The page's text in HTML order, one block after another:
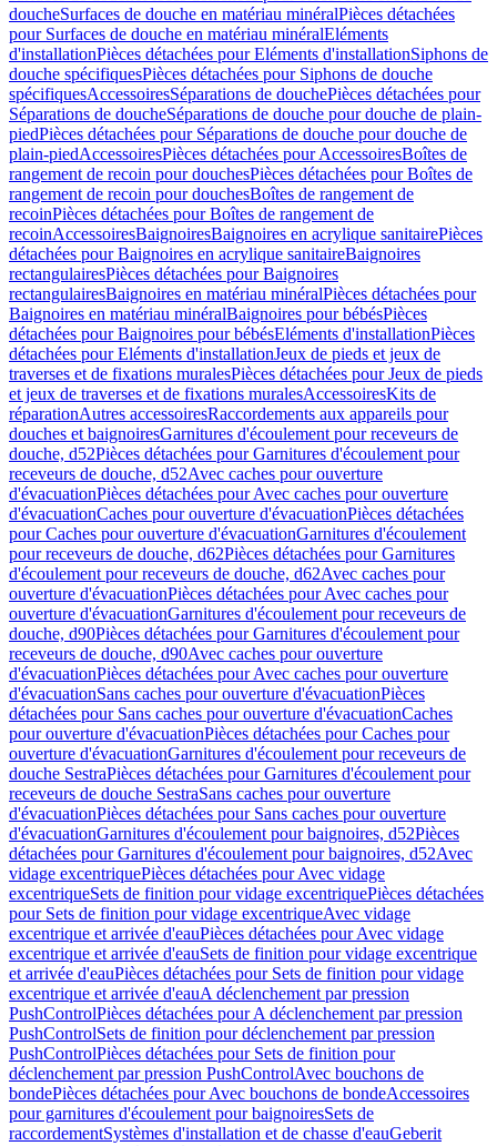
doucheSurfaces de douche en matériau minéralPièces détachées
pour Surfaces de douche en matériau minéralEléments
d'installationPièces détachées pour Eléments d'installationSiphons de
douche spécifiquesPièces détachées pour Siphons de douche
spécifiquesAccessoiresSéparations de douchePièces détachées pour
Séparations de doucheSéparations de douche pour douche de plain-
piedPièces détachées pour Séparations de douche pour douche de
plain-piedAccessoiresPièces détachées pour AccessoiresBoîtes de
rangement de recoin pour douchesPièces détachées pour Boîtes de
rangement de recoin pour douchesBoîtes de rangement de
recoinPièces détachées pour Boîtes de rangement de
recoinAccessoiresBaignoiresBaignoires en acrylique sanitairePièces
détachées pour Baignoires en acrylique sanitaireBaignoires
rectangulairesPièces détachées pour Baignoires
rectangulairesBaignoires en matériau minéralPièces détachées pour
Baignoires en matériau minéralBaignoires pour bébésPièces
détachées pour Baignoires pour bébésEléments d'installationPièces
détachées pour Eléments d'installationJeux de pieds et jeux de
traverses et de fixations muralesPièces détachées pour Jeux de pieds
et jeux de traverses et de fixations muralesAccessoiresKits de
réparationAutres accessoiresRaccordements aux appareils pour
douches et baignoiresGarnitures d'écoulement pour receveurs de
douche, d52Pièces détachées pour Garnitures d'écoulement pour
receveurs de douche, d52Avec caches pour ouverture
d'évacuationPièces détachées pour Avec caches pour ouverture
d'évacuationCaches pour ouverture d'évacuationPièces détachées
pour Caches pour ouverture d'évacuationGarnitures d'écoulement
pour receveurs de douche, d62Pièces détachées pour Garnitures
d'écoulement pour receveurs de douche, d62Avec caches pour
ouverture d'évacuationPièces détachées pour Avec caches pour
ouverture d'évacuationGarnitures d'écoulement pour receveurs de
douche, d90Pièces détachées pour Garnitures d'écoulement pour
receveurs de douche, d90Avec caches pour ouverture
d'évacuationPièces détachées pour Avec caches pour ouverture
d'évacuationSans caches pour ouverture d'évacuationPièces
détachées pour Sans caches pour ouverture d'évacuationCaches
pour ouverture d'évacuationPièces détachées pour Caches pour
ouverture d'évacuationGarnitures d'écoulement pour receveurs de
douche SestraPièces détachées pour Garnitures d'écoulement pour
receveurs de douche SestraSans caches pour ouverture
d'évacuationPièces détachées pour Sans caches pour ouverture
d'évacuationGarnitures d'écoulement pour baignoires, d52Pièces
détachées pour Garnitures d'écoulement pour baignoires, d52Avec
vidage excentriquePièces détachées pour Avec vidage
excentriqueSets de finition pour vidage excentriquePièces détachées
pour Sets de finition pour vidage excentriqueAvec vidage
excentrique et arrivée d'eauPièces détachées pour Avec vidage
excentrique et arrivée d'eauSets de finition pour vidage excentrique
et arrivée d'eauPièces détachées pour Sets de finition pour vidage
excentrique et arrivée d'eauA déclenchement par pression
PushControlPièces détachées pour A déclenchement par pression
PushControlSets de finition pour déclenchement par pression
PushControlPièces détachées pour Sets de finition pour
déclenchement par pression PushControlAvec bouchons de
bondePièces détachées pour Avec bouchons de bondeAccessoires
pour garnitures d'écoulement pour baignoiresSets de
raccordementSystèmes d'installation et de chasse d'eauGeberit